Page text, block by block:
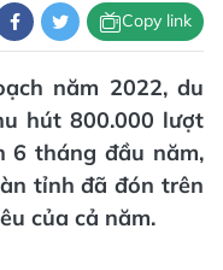
Copy link
năm 2022, du
hút 800.000 lượt
6 tháng đầu năm,
tỉnh đã đón trên
của cả năm.